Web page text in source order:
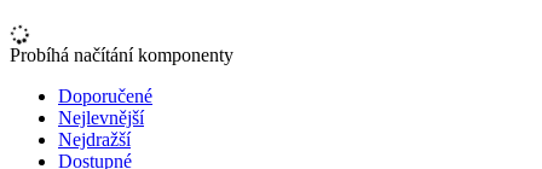
Probíhá načítání komponenty
Doporučené
Nejlevnější
Nejdražší
Dostupné